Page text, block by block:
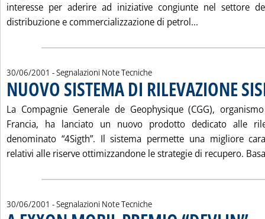
interesse per aderire ad iniziative congiunte nel settore
distribuzione e commercializzazione di petrol...
30/06/2001 - Segnalazioni Note Tecniche
NUOVO SISTEMA DI RILEVAZIONE
La Compagnie Generale de Geophysique (CGG),
Francia, ha lanciato un nuovo prodotto dedicato alle
denominato “4Sigth”. Il sistema permette una migliore
relativi alle riserve ottimizzandone le strategie di recupero.
30/06/2001 - Segnalazioni Note Tecniche